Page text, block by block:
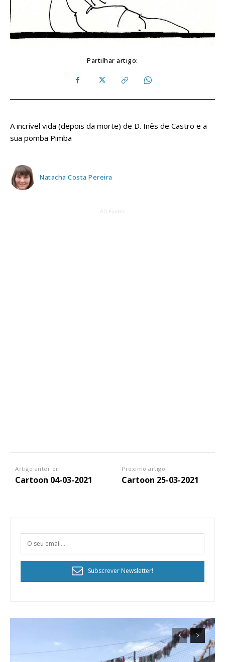
Partilhar artigo:
A incrível vida (depois da morte) de D. Inês de Castro e a
sua pomba Pimba
Natacha Costa Pereira
AD Footer
Artigo anterior
Cartoon 04-03-2021
Próximo artigo
Cartoon 25-03-2021
Subscrever Newsletter!